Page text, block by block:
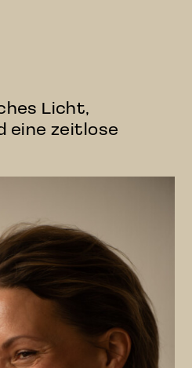
Licht,
eine zeitlose